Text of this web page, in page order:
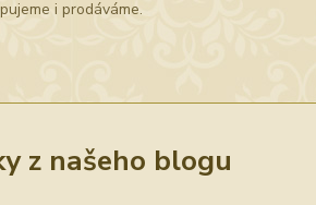
i prodáváme.
z našeho blogu